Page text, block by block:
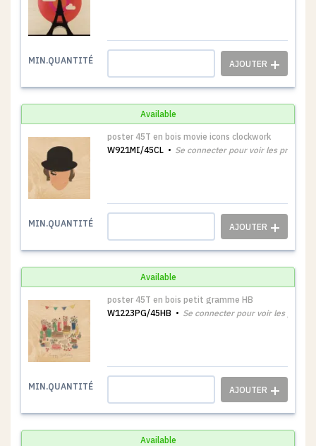
MIN.QUANTITÉ
Available
poster 45T en bois movie icons clockwork
W921MI/45CL
Se connecter pour voir les prix
MIN.QUANTITÉ
Available
poster 45T en bois petit gramme HB
W1223PG/45HB
Se connecter pour voir les prix
MIN.QUANTITÉ
Available